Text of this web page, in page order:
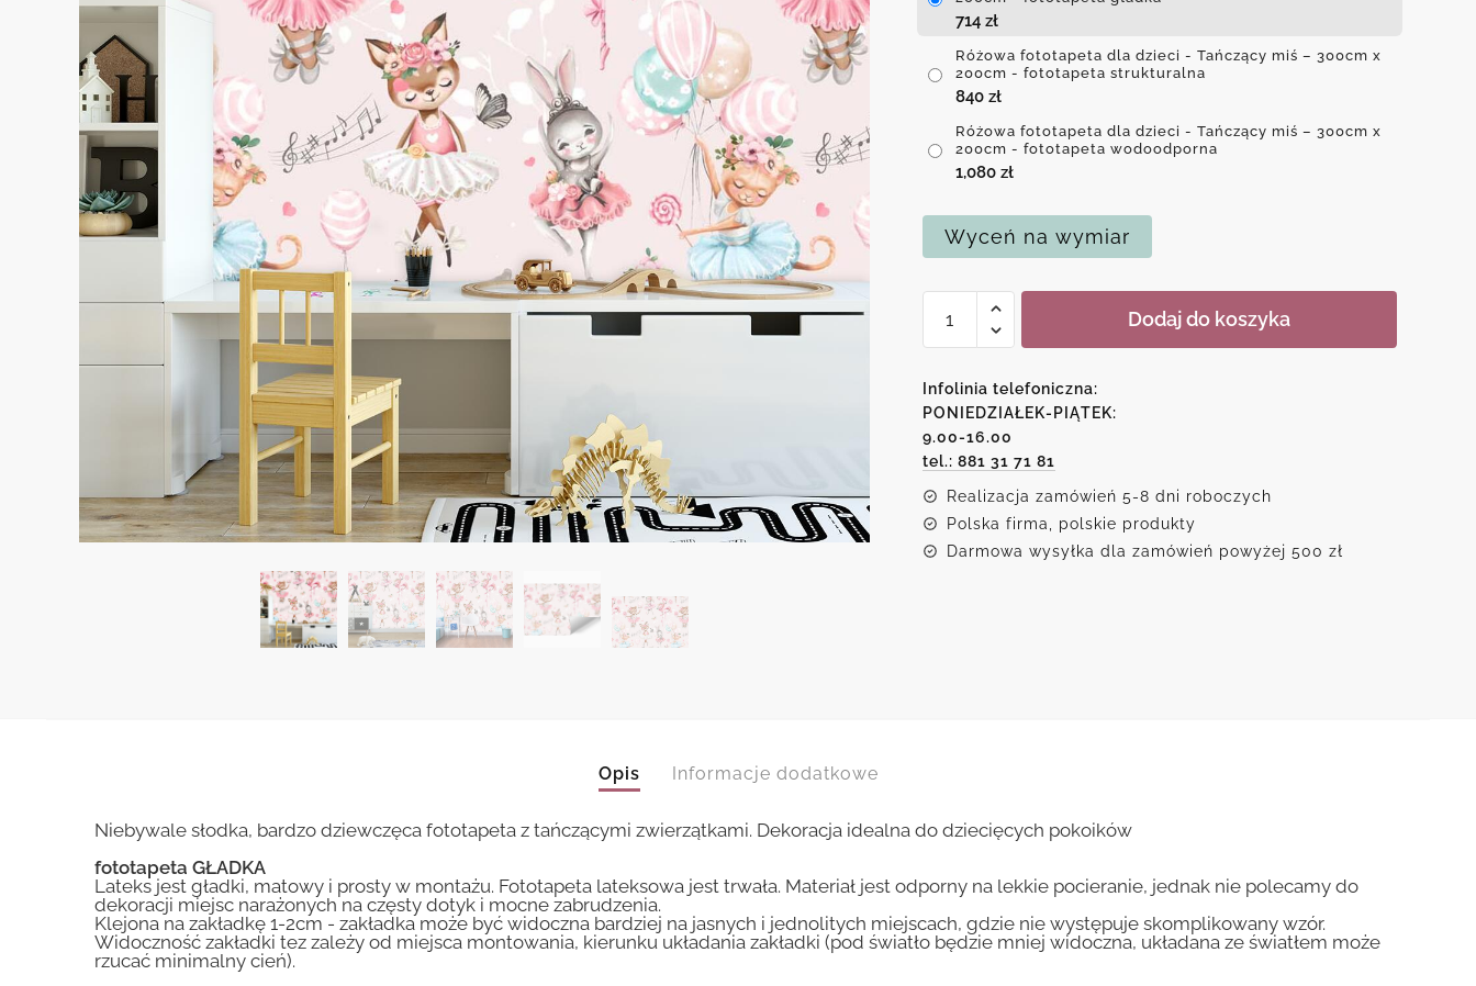
714 zł
Różowa fototapeta dla dzieci - Tańczący miś – 300cm x
200cm - fototapeta strukturalna
840 zł
Różowa fototapeta dla dzieci - Tańczący miś – 300cm x
200cm - fototapeta wodoodporna
1,080 zł
Wyceń na wymiar
Różowa
dla
dzieci
-
Tańczący
miś
Dodaj do koszyka
Infolinia telefoniczna:
PONIEDZIAŁEK-PIĄTEK:
9.00-16.00
tel.: 881 31 71 81
Realizacja zamówień 5-8 dni roboczych
Polska firma, polskie produkty
Darmowa wysyłka dla zamówień powyżej 500 zł
Opis Informacje dodatkowe
Niebywale słodka, bardzo dziewczęca fototapeta z tańczącymi zwierzątkami. Dekoracja idealna do dziecięcych pokoików
fototapeta GŁADKA
Lateks jest gładki, matowy i prosty w montażu. Fototapeta lateksowa jest trwała. Materiał jest odporny na lekkie pocieranie, jednak nie polecamy do
dekoracji miejsc narażonych na częsty dotyk i mocne zabrudzenia.
Klejona na zakładkę 1-2cm - zakładka może być widoczna bardziej na jasnych i jednolitych miejscach, gdzie nie występuje skomplikowany wzór.
Widoczność zakładki tez zależy od miejsca montowania, kierunku układania zakładki (pod światło będzie mniej widoczna, układana ze światłem może
rzucać minimalny cień).